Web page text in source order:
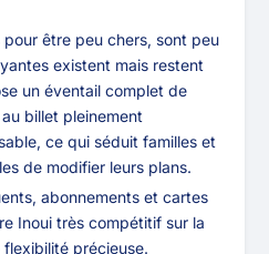
être peu chers, sont peu
existent mais restent
un éventail complet de
billet pleinement
ce qui séduit familles et
de modifier leurs plans.
abonnements et cartes
Inoui très compétitif sur la
précieuse.